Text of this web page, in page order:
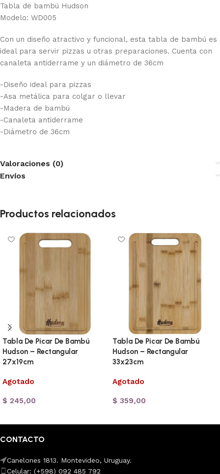
Tabla de bambú Hudson
Modelo: WD005
Con un diseño atractivo y funcional, esta tabla de bambú es
ideal para servir pizzas u otras preparaciones. Cuenta con
canaleta antiderrame y un diámetro de 36cm
-Diseño ideal para pizzas
-Asa metálica para colgar o llevar
-Madera de bambú
-Canaleta antiderrame
-Diámetro de 36cm
Valoraciones (0)
Envíos
Productos relacionados
Tabla De Picar De Bambú
Hudson – Rectangular
27x19cm
Agotado
$ 245,00
Tabla De Picar De Bambú
Hudson – Rectangular
33x23cm
Agotado
$ 359,00
CONTACTO
Canelones 1813. Montevideo, Uruguay.
Celular: (+598) 092 485 792